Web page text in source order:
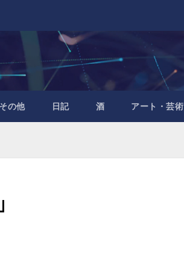
の他 日記 酒 アート・芸術